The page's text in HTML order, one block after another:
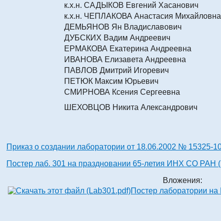
к.х.н. САДЫКОВ Евгений Хасанович
к.х.н. ЧЕПЛАКОВА Анастасия Михайловна
ДЕМЬЯНОВ Ян Владиславович
ДУБСКИХ Вадим Андреевич
ЕРМАКОВА Екатерина Андреевна
ИВАНОВА Елизавета Андреевна
ПАВЛОВ Дмитрий Игоревич
ПЕТЮК Максим Юрьевич
СМИРНОВА Ксения Сергеевна
ШЕХОВЦОВ Никита Александрович
Приказ о создании лаборатории от 18.06.2002 № 15325-
Постер лаб. 301 на праздновании 65-летия ИНХ СО РАН
Вложения:
Постер лаборатории